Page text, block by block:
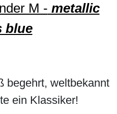
M - metallic
blue
weltbekannt
ein Klassiker!